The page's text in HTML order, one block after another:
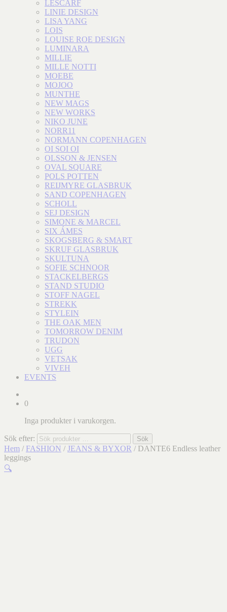
LESCARF
LINIE DESIGN
LISA YANG
LOIS
LOUISE ROE DESIGN
LUMINARA
MILLIE
MILLE NOTTI
MOEBE
MOJOO
MUNTHE
NEW MAGS
NEW WORKS
NIKO JUNE
NORR11
NORMANN COPENHAGEN
OI SOI OI
OLSSON & JENSEN
OVAL SQUARE
POLS POTTEN
REIJMYRE GLASBRUK
SAND COPENHAGEN
SCHOLL
SEJ DESIGN
SIMONE & MARCEL
SIX ÁMES
SKOGSBERG & SMART
SKRUF GLASBRUK
SKULTUNA
SOFIE SCHNOOR
STACKELBERGS
STAND STUDIO
STOFF NAGEL
STREKK
STYLEIN
THE OAK MEN
TOMORROW DENIM
TRUDON
UGG
VETSAK
VIVEH
EVENTS
0
Inga produkter i varukorgen.
Sök efter: Sök
Hem / FASHION / JEANS & BYXOR / DANTE6 Endless leather
leggings
🔍